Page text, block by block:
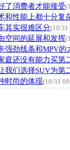
了消费者才能接受
和性能上都十分复
其实很难区分(10/31
空间的延展和发挥
强劲线条和MPV的
庭还没有能力买第
我们选择SUV为第
时尚的体现(10/31